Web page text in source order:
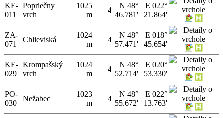
KE-
011
Popriečny
vrch
1025
m
4
N 48°
46.781'
E 022°
21.864'
ZA-
071
Chlieviská
1024
m
4
N 48°
57.471'
E 018°
45.654'
KE-
029
Krompašský
vrch
1024
m
4
N 48°
52.714'
E 020°
53.330'
PO-
030
Nežabec
1023
m
4
N 48°
55.672'
E 022°
13.763'